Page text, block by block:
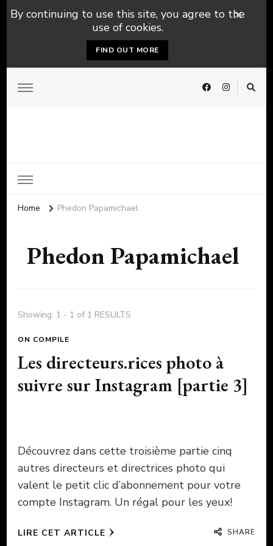
By continuing to use this site, you agree to the
use of cookies.
FIND OUT MORE
Home Phedon Papamichael
Phedon Papamichael
Showing: 1 - 1 of 1 RESULTS
ON COMPILE
Les directeurs.rices photo à
suivre sur Instagram [partie 3]
Découvrez dans cette troisième partie cinq
autres directeurs et directrices photo qui
valent le petit clic d’abonnement pour votre
compte Instagram. Un régal pour les yeux!
LIRE CET ARTICLE SHARE